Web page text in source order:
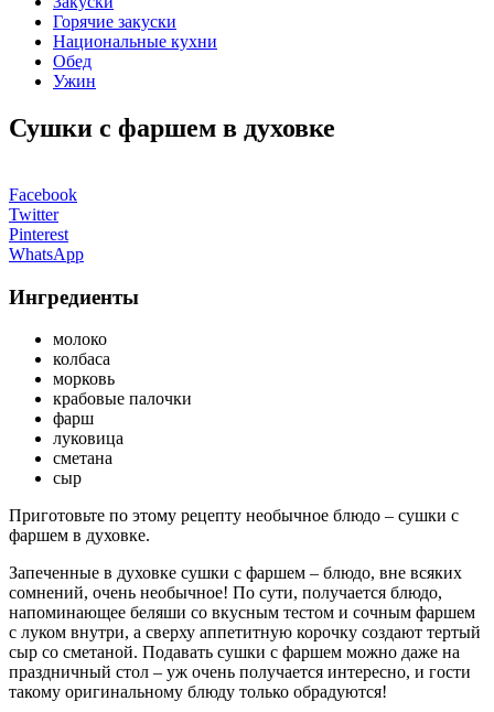
Горячие закуски
Национальные кухни
Обед
Ужин
Сушки с фаршем в духовке
Facebook
Twitter
Pinterest
WhatsApp
Ингредиенты
молоко
колбаса
морковь
крабовые палочки
фарш
луковица
сметана
сыр
Приготовьте по этому рецепту необычное блюдо – сушки с
фаршем в духовке.
Запеченные в духовке сушки с фаршем – блюдо, вне всяких
сомнений, очень необычное! По сути, получается блюдо,
напоминающее беляши со вкусным тестом и сочным фаршем
с луком внутри, а сверху аппетитную корочку создают тертый
сыр со сметаной. Подавать сушки с фаршем можно даже на
праздничный стол – уж очень получается интересно, и гости
такому оригинальному блюду только обрадуются!